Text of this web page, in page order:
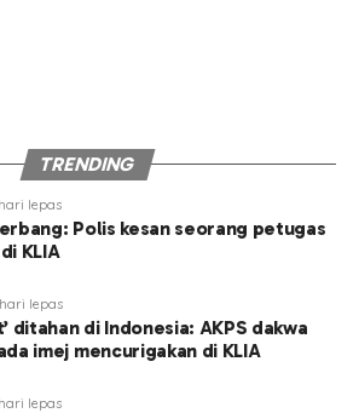
TRENDING
lepas
Polis kesan seorang petugas
KLIA
lepas
ditahan di Indonesia: AKPS dakwa
imej mencurigakan di KLIA
lepas